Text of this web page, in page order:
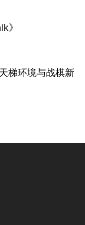
》
梯环境与战棋新